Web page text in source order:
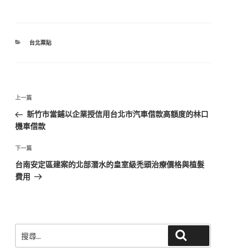
分
台北票貼
文
導
覽
上
一
篇
章
上一篇
新竹市當鋪以企業授信用台北市汽車借款高額度的林口
機車借款
下
一
篇
下一篇
台南安定區建案的北部潛水的皇室級禿頭治療價格與植髮
費用
尋